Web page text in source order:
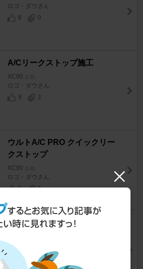
ロゴ・ダウさん
8
0
A/Cリークストップ施工
XC90 [LB]
ロゴ・ダウさん
9
3
ウルトA/C PRO クイックリー
クストップ
XC90 [LB]
ロゴ・ダウさん
5
0
シャットオフバルブ交換
mac10coolさん
10
0